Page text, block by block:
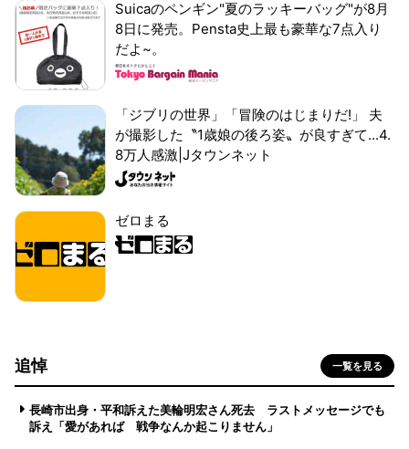
Suicaのペンギン"夏のラッキーバッグ"が8月
8日に発売。Pensta史上最も豪華な7点入り
だよ~。
「ジブリの世界」「冒険のはじまりだ!」 夫
が撮影した〝1歳娘の後ろ姿〟が良すぎて...4.
8万人感激|Jタウンネット
ゼロまる
追悼 一覧を見る
長崎市出身・平和訴えた美輪明宏さん死去 ラストメッセージでも
訴え「愛があれば 戦争なんか起こりません」